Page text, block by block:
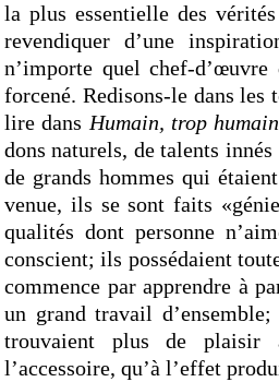
la plus essentielle des
revendiquer d’une
n’importe quel chef-
forcené. Redisons-le dans les
lire dans Humain, trop humain
dons naturels, de talents
de grands hommes qui
venue, ils se sont faits
qualités dont personne
conscient; ils possédaient
commence par apprendre à
un grand travail
trouvaient plus de
l’accessoire, qu’à l’effet